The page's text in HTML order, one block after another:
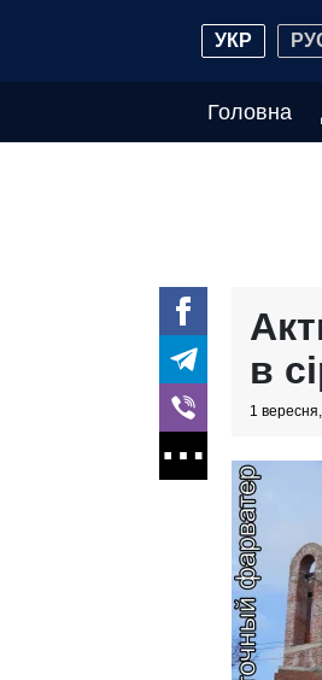
УКР
Головна
в
1